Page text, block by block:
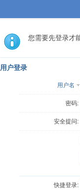
您需要先登录才
用户登录
用户名
密码:
安全提问:
快捷登录: